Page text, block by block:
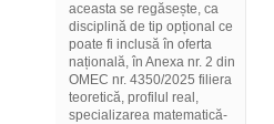
aceasta se regăsește, ca
disciplină de tip opțional ce
poate fi inclusă în oferta
națională, în Anexa nr. 2 din
OMEC nr. 4350/2025 filiera
teoretică, profilul real,
specializarea matematică-